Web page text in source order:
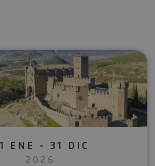
ENE - 31 DIC
2026